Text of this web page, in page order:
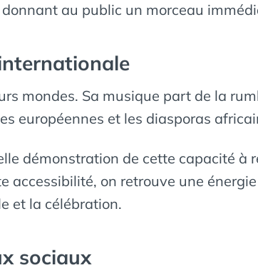
au public un morceau
mondes. Sa musique part de la
européennes et les diasporas
démonstration de cette capacité à
accessibilité, on retrouve une
et la célébration.
sociaux